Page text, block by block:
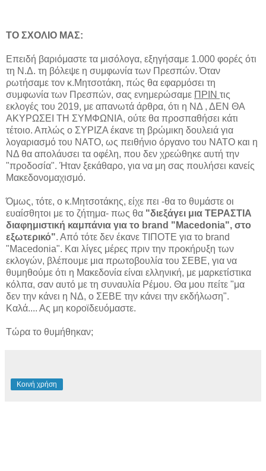
ΤΟ ΣΧΟΛΙΟ ΜΑΣ:
Επειδή βαριόμαστε τα μισόλογα, εξηγήσαμε 1.000 φορές ότι
τη Ν.Δ. τη βόλεψε η συμφωνία των Πρεσπών. Όταν
ρωτήσαμε τον κ.Μητσοτάκη, πώς θα εφαρμόσει τη
συμφωνία των Πρεσπών, σας ενημερώσαμε ΠΡΙΝ τις
εκλογές του 2019, με απανωτά άρθρα, ότι η ΝΔ , ΔΕΝ ΘΑ
ΑΚΥΡΩΣΕΙ ΤΗ ΣΥΜΦΩΝΙΑ, ούτε θα προσπαθήσει κάτι
τέτοιο. Απλώς ο ΣΥΡΙΖΑ έκανε τη βρώμικη δουλειά για
λογαριασμό του ΝΑΤΟ, ως πειθήνιο όργανο του ΝΑΤΟ και η
ΝΔ θα απολάυσει τα οφέλη, που δεν χρεώθηκε αυτή την
"προδοσία". Ήταν ξεκάθαρο, για να μη σας πουλήσει κανείς
Μακεδονομαχισμό.
Όμως, τότε, ο κ.Μητσοτάκης, είχε πει -θα το θυμάστε οι
ευαίσθητοι με το ζήτημα- πως θα "διεξάγει μια ΤΕΡΑΣΤΙΑ
διαφημιστική καμπάνια για το brand "Macedonia", στο
εξωτερικό". Από τότε δεν έκανε ΤΙΠΟΤΕ για το brand
"Macedonia". Και λίγες μέρες πριν την προκήρυξη των
εκλογών, βλέπουμε μια πρωτοβουλία του ΣΕΒΕ, για να
θυμηθούμε ότι η Μακεδονία είναι ελληνική, με μαρκετίστικα
κόλπα, σαν αυτό με τη συναυλία Ρέμου. Θα μου πείτε "μα
δεν την κάνει η ΝΔ, ο ΣΕΒΕ την κάνει την εκδήλωση".
Καλά.... Ας μη κοροϊδευόμαστε.
Τώρα το θυμήθηκαν;
Κοινή χρήση